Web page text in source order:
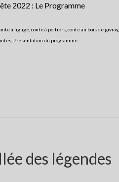
2022 : Le Programme
à ligugé, conte à poitiers, conte au bois de givray,
, Présentation du programme
des légendes